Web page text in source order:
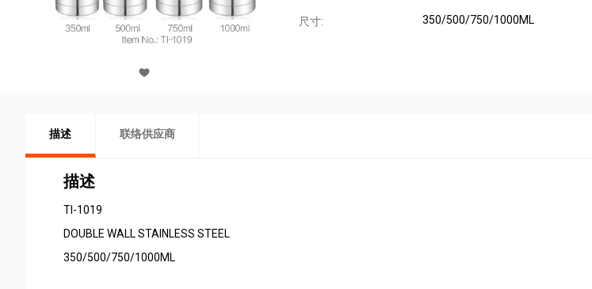
尺寸: 350/500/750/1000ML
描述 联络供应商
描述
TI-1019
DOUBLE WALL STAINLESS STEEL
350/500/750/1000ML